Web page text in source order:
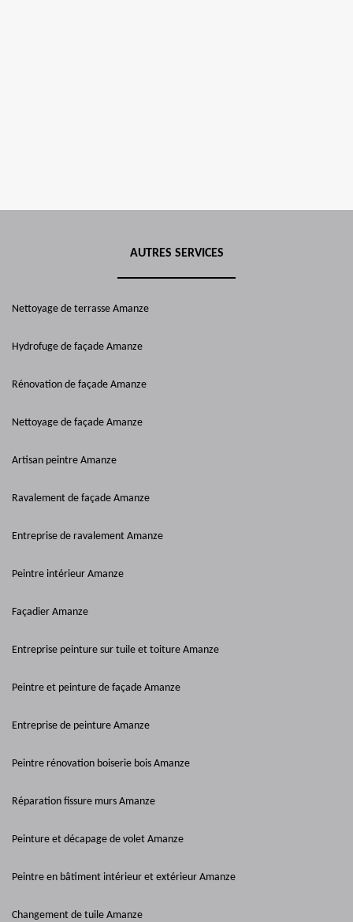
AUTRES SERVICES
Nettoyage de terrasse Amanze
Hydrofuge de façade Amanze
Rénovation de façade Amanze
Nettoyage de façade Amanze
Artisan peintre Amanze
Ravalement de façade Amanze
Entreprise de ravalement Amanze
Peintre intérieur Amanze
Façadier Amanze
Entreprise peinture sur tuile et toiture Amanze
Peintre et peinture de façade Amanze
Entreprise de peinture Amanze
Peintre rénovation boiserie bois Amanze
Réparation fissure murs Amanze
Peinture et décapage de volet Amanze
Peintre en bâtiment intérieur et extérieur Amanze
Changement de tuile Amanze